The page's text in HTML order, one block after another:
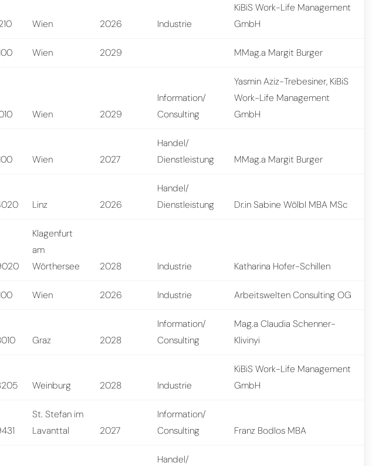
Wien 2026 Industrie
KiBiS Work-Life Management
GmbH
Wien 2029 MMag.a Margit Burger
Wien 2029
Information/
Consulting
Yasmin Aziz-Trebesiner, KiBiS
Work-Life Management
GmbH
Wien 2027
Handel/
Dienstleistung
MMag.a Margit Burger
Linz 2026
Handel/
Dienstleistung
Dr.in Sabine Wölbl MBA MSc
Klagenfurt
am
Wörthersee
2028 Industrie Katharina Hofer-Schillen
Wien 2026 Industrie Arbeitswelten Consulting OG
Graz 2028
Information/
Consulting
Mag.a Claudia Schenner-
Klivinyi
Weinburg 2028 Industrie
KiBiS Work-Life Management
GmbH
St. Stefan im
Lavanttal
2027
Information/
Consulting
Franz Bodlos MBA
Handel/